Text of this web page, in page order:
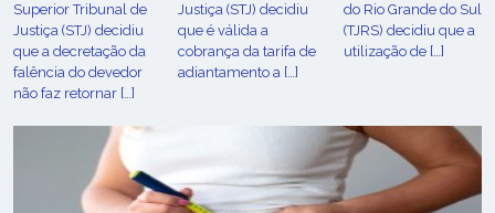
Superior Tribunal de
Justiça (STJ) decidiu
que a decretação da
falência do devedor
não faz retornar […]
Justiça (STJ) decidiu
que é válida a
cobrança da tarifa de
adiantamento a […]
do Rio Grande do Sul
(TJRS) decidiu que a
utilização de […]